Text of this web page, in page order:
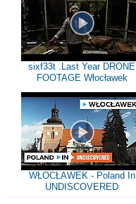
sixf33t .Last Year DRONE
FOOTAGE Włocławek
WŁOCŁAWEK - Poland In
UNDISCOVERED